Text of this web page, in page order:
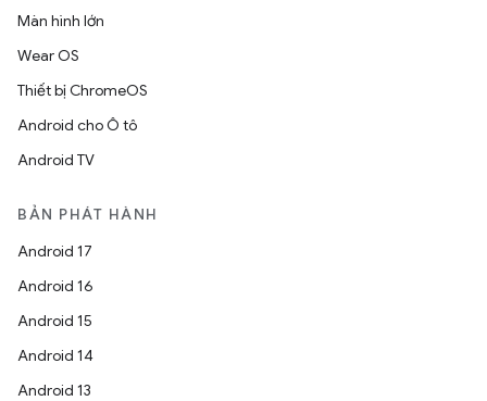
Màn hình lớn
Wear OS
Thiết bị ChromeOS
Android cho Ô tô
Android TV
BẢN PHÁT HÀNH
Android 17
Android 16
Android 15
Android 14
Android 13